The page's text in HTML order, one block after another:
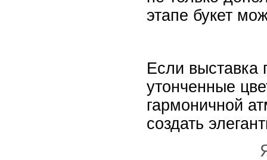
этапе букет
Если выставка
утонченные
гармоничной
создать